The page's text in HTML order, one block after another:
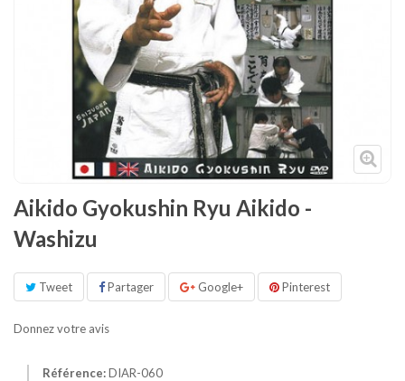
Accessoires
Tatamis
Décoration
Voir plus
Aikido Gyokushin Ryu Aikido -
Washizu
Tweet Partager Google+ Pinterest
Donnez votre avis
Référence:DIAR-060